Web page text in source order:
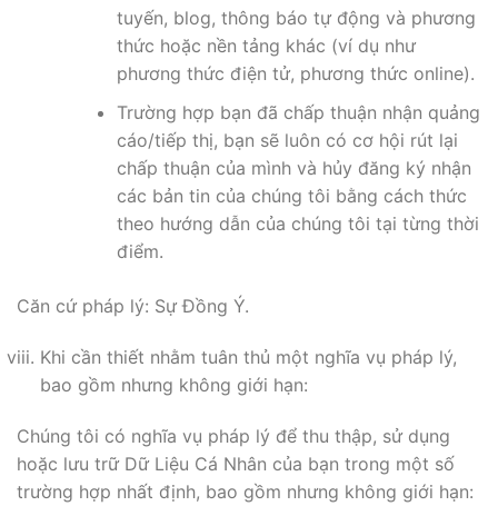
tuyến, blog, thông báo tự động và phương
thức hoặc nền tảng khác (ví dụ như
phương thức điện tử, phương thức online).
Trường hợp bạn đã chấp thuận nhận quảng
cáo/tiếp thị, bạn sẽ luôn có cơ hội rút lại
chấp thuận của mình và hủy đăng ký nhận
các bản tin của chúng tôi bằng cách thức
theo hướng dẫn của chúng tôi tại từng thời
điểm.
Căn cứ pháp lý: Sự Đồng Ý.
Khi cần thiết nhằm tuân thủ một nghĩa vụ pháp lý,
bao gồm nhưng không giới hạn:
Chúng tôi có nghĩa vụ pháp lý để thu thập, sử dụng
hoặc lưu trữ Dữ Liệu Cá Nhân của bạn trong một số
trường hợp nhất định, bao gồm nhưng không giới hạn: